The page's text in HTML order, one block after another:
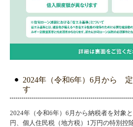
2024年（令和6年）6月から
す
2024年（令和6年）6月から納税者を対象
円、個人住民税（地方税）1万円の特別控